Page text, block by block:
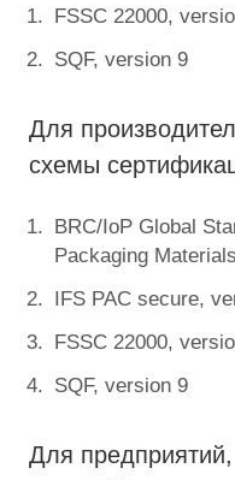
FSSC 22000,
SQF, version 9
Для
схемы
BRC/IoP Global
Packaging
IFS PAC secure,
FSSC 22000,
SQF, version 9
Для